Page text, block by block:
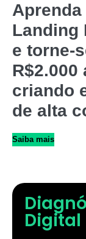
Landing
e torne-
R$2.000
criando
de alta
Saiba mais
Digital